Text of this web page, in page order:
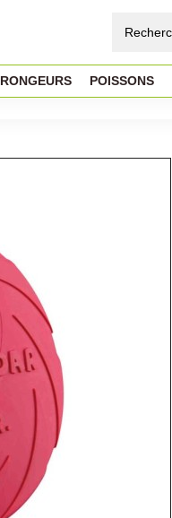
RONGEURS POISSONS